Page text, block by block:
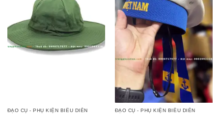
ĐẠO CỤ - PHỤ KIỆN BIỂU DIỄN ĐẠO CỤ - PHỤ KIỆN BIỂU DIỄN